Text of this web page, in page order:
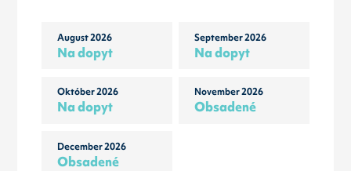
August 2026
Na dopyt
September 2026
Na dopyt
Október 2026
Na dopyt
November 2026
Obsadené
December 2026
Obsadené